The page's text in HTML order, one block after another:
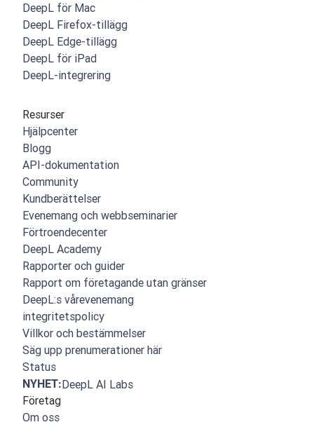
DeepL för Mac
DeepL Firefox-tillägg
DeepL Edge-tillägg
DeepL för iPad
DeepL-integrering
Resurser
Hjälpcenter
Blogg
API-dokumentation
Community
Kundberättelser
Evenemang och webbseminarier
Förtroendecenter
DeepL Academy
Rapporter och guider
Rapport om företagande utan gränser
DeepL:s vårevenemang
integritetspolicy
Villkor och bestämmelser
Säg upp prenumerationer här
Status
NYHET:DeepL AI Labs
Företag
Om oss